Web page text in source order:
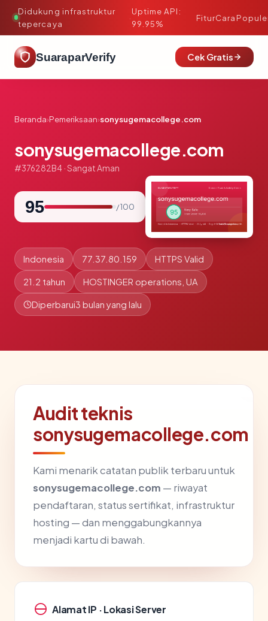
Didukung infrastruktur
tepercaya
·
Uptime API:
99.95%
FiturCara
SuaraparVerify Cek Gratis
Beranda›Pemeriksaan›sonysugemacollege.com
sonysugemacollege.com
#376282B4 · Sangat Aman
95 / 100
Indonesia 77.37.80.159 HTTPS Valid
21.2 tahun HOSTINGER operations, UA
Diperbarui3 bulan yang lalu
Audit teknis
sonysugemacollege.com
Kami menarik catatan publik terbaru untuk
sonysugemacollege.com — riwayat
pendaftaran, status sertifikat, infrastruktur
hosting — dan menggabungkannya
menjadi kartu di bawah.
Alamat IP · Lokasi Server